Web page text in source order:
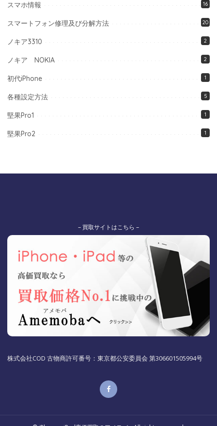
スマホ情報 16
スマートフォン修理及び分解方法 20
ノキア3310 2
ノキア NOKIA 2
初代iPhone 1
各種設定方法 5
堅果Pro1 1
堅果Pro2 1
– 買取サイトはこちら –
株式会社COD 古物商許可番号：東京都公安委員会 第306601505994号